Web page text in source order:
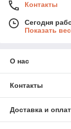
Контакты
Сегодня
Показать
О нас
Контакты
Доставка и